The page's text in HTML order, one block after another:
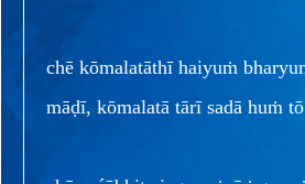
chē kōmalatāthī haiyuṁ
māḍī, kōmalatā tārī sadā huṁ